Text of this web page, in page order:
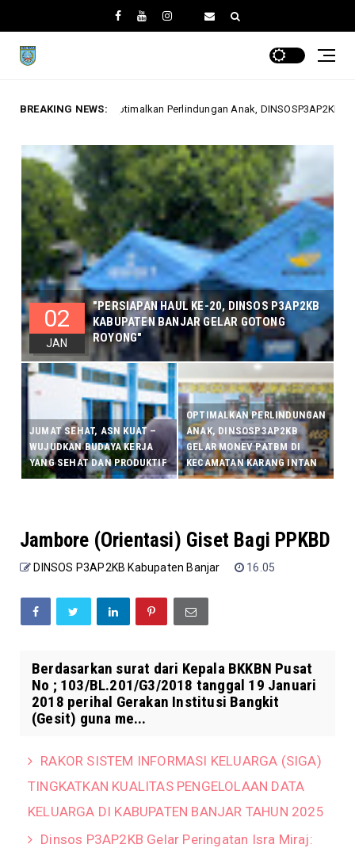
BREAKING NEWS:
Anak, DINSOSP3AP2KB Gelar Monev PATBM di Kecamatan
"PERSIAPAN HAUL KE-20, DINSOS P3AP2KB
KABUPATEN BANJAR GELAR GOTONG
ROYONG"
02
JAN
JUMAT SEHAT, ASN KUAT –
WUJUDKAN BUDAYA KERJA
YANG SEHAT DAN PRODUKTIF
OPTIMALKAN PERLINDUNGAN
ANAK, DINSOSP3AP2KB
GELAR MONEV PATBM DI
KECAMATAN KARANG INTAN
Jambore (Orientasi) Giset Bagi PPKBD
DINSOS P3AP2KB Kabupaten Banjar 16.05
Berdasarkan surat dari Kepala BKKBN Pusat
No ; 103/BL.201/G3/2018 tanggal 19 Januari
2018 perihal Gerakan Institusi Bangkit
(Gesit) guna me...
RAKOR SISTEM INFORMASI KELUARGA (SIGA)
TINGKATKAN KUALITAS PENGELOLAAN DATA
KELUARGA DI KABUPATEN BANJAR TAHUN 2025
Dinsos P3AP2KB Gelar Peringatan Isra Miraj: